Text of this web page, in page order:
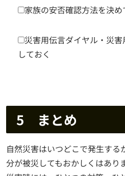
家族の安否確認方法を決め
災害用伝言ダイヤル・災
しておく
5 まとめ
自然災害はいつどこで発生する
分が被災してもおかしくはあり